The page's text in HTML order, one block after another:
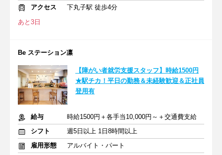
アクセス
下丸子駅 徒歩4分
あと3日
Be ステーション凛
【障がい者就労支援スタッフ】時給1500円
★駅チカ！平日の勤務＆未経験歓迎＆正社員
登用有
給与
時給1500円＋各手当10,000円～＋交通費支給
シフト
週5日以上 1日8時間以上
雇用形態
アルバイト・パート